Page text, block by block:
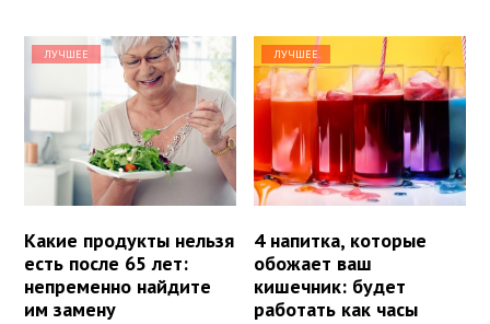
ЛУЧШЕЕ
Какие продукты нельзя
есть после 65 лет:
непременно найдите
им замену
ЛУЧШЕЕ
4 напитка, которые
обожает ваш
кишечник: будет
работать как часы